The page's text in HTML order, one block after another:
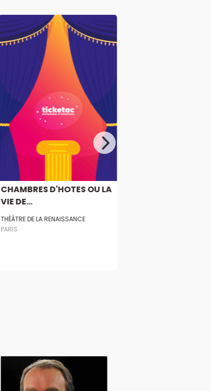
CHAMBRES D'HOTES OU LA
VIE DE...
THÉÂTRE DE LA RENAISSANCE
PARIS